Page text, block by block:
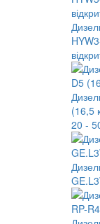
(16,5
20 -